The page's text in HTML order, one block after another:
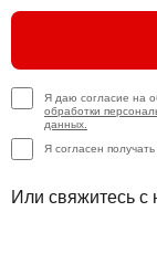
Я даю согласие на
обработки
данных.
Я согласен получать
Или свяжитесь с